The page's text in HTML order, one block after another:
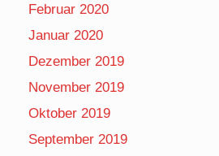
Februar 2020
Januar 2020
Dezember 2019
November 2019
Oktober 2019
September 2019